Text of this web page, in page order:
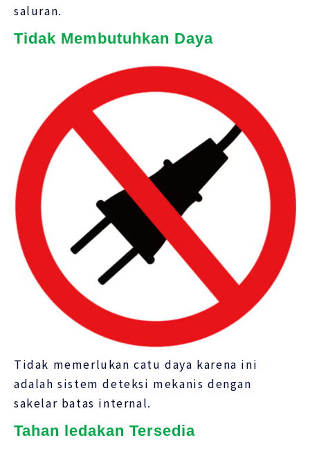
saluran.
Tidak Membutuhkan Daya
Tidak memerlukan catu daya karena ini
adalah sistem deteksi mekanis dengan
sakelar batas internal.
Tahan ledakan Tersedia